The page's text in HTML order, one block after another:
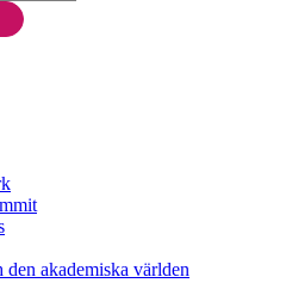
akademiska världen